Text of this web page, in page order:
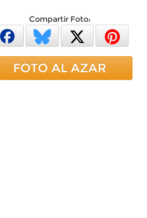
Compartir Foto:
FOTO AL AZAR